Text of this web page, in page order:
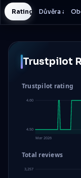
Rating History
Důvěra a
Trustpilot
Trustpilot rating
4.60
4.50
Mar 2026
Total reviews
3,257